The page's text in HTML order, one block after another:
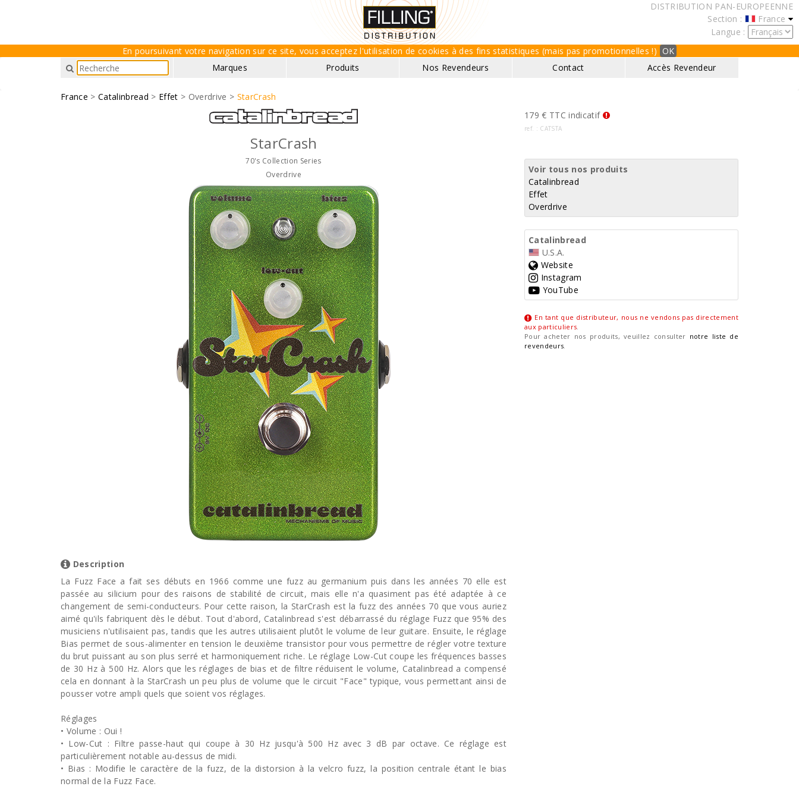
DISTRIBUTION PAN-EUROPEENNE
Section :
France
Langue :
En poursuivant votre navigation sur ce site, vous acceptez l'utilisation de cookies à des fins statistiques (mais pas promotionnelles !) OK
Marques
Produits Nos Revendeurs Contact Accès Revendeur
France > Catalinbread > Effet > Overdrive > StarCrash
StarCrash
70's Collection Series
Overdrive
Description
La Fuzz Face a fait ses débuts en 1966 comme une fuzz au germanium puis dans les années 70 elle est
passée au silicium pour des raisons de stabilité de circuit, mais elle n'a quasiment pas été adaptée à ce
changement de semi-conducteurs. Pour cette raison, la StarCrash est la fuzz des années 70 que vous auriez
aimé qu'ils fabriquent dès le début. Tout d'abord, Catalinbread s'est débarrassé du réglage Fuzz que 95% des
musiciens n'utilisaient pas, tandis que les autres utilisaient plutôt le volume de leur guitare. Ensuite, le réglage
Bias permet de sous-alimenter en tension le deuxième transistor pour vous permettre de régler votre texture
du brut puissant au son plus serré et harmoniquement riche. Le réglage Low-Cut coupe les fréquences basses
de 30 Hz à 500 Hz. Alors que les réglages de bias et de filtre réduisent le volume, Catalinbread a compensé
cela en donnant à la StarCrash un peu plus de volume que le circuit "Face" typique, vous permettant ainsi de
pousser votre ampli quels que soient vos réglages.
Réglages
• Volume : Oui !
• Low-Cut : Filtre passe-haut qui coupe à 30 Hz jusqu'à 500 Hz avec 3 dB par octave. Ce réglage est
particulièrement notable au-dessus de midi.
• Bias : Modifie le caractère de la fuzz, de la distorsion à la velcro fuzz, la position centrale étant le bias
normal de la Fuzz Face.
179 € TTC indicatif
ref. : CATSTA
Voir tous nos produits
Catalinbread
Effet
Overdrive
Catalinbread
U.S.A.
Website
Instagram
YouTube
En tant que distributeur, nous ne vendons pas directement
aux particuliers.
Pour acheter nos produits, veuillez consulter notre liste de
revendeurs.